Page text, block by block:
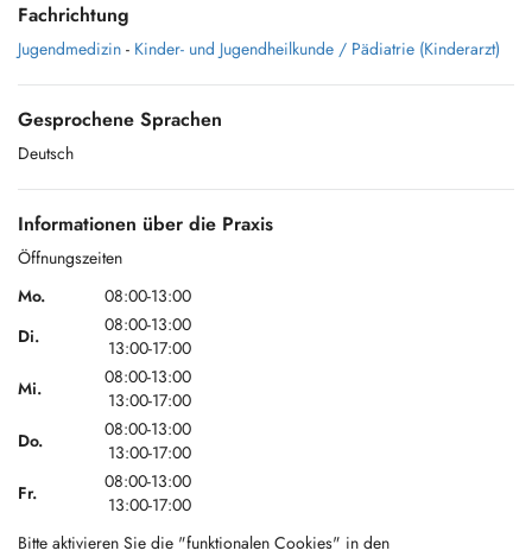
Fachrichtung
Jugendmedizin - Kinder- und Jugendheilkunde / Pädiatrie (Kinderarzt)
Gesprochene Sprachen
Deutsch
Informationen über die Praxis
Öffnungszeiten
Mo.
08:00-13:00
Di.
08:00-13:00
13:00-17:00
Mi.
08:00-13:00
13:00-17:00
Do.
08:00-13:00
13:00-17:00
Fr.
08:00-13:00
13:00-17:00
Bitte aktivieren Sie die "funktionalen Cookies" in den